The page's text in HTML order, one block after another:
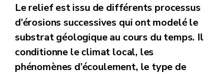
Le relief est issu de différents processus
d’érosions successives qui ont modelé le
substrat géologique au cours du temps. Il
conditionne le climat local, les
phénomènes d’écoulement, le type de